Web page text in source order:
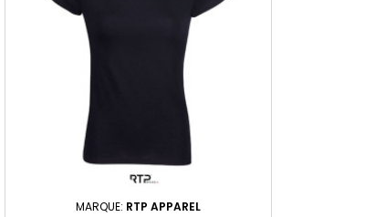
MARQUE: RTP APPAREL